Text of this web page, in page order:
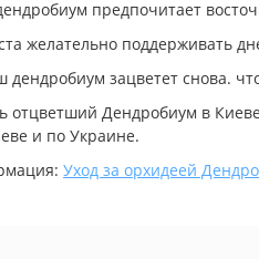
предпочитает
желательно поддерживать
зацветет снова.
отцветший Дендробиум в
и по Украине.
Уход за орхидеей